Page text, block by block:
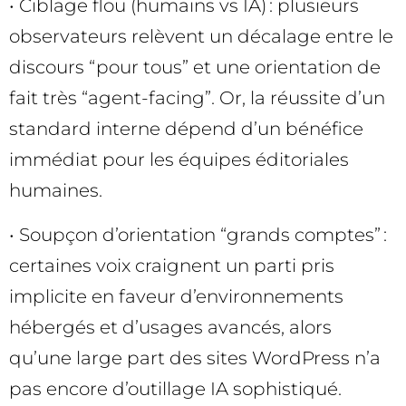
• Ciblage flou (humains vs IA) : plusieurs
observateurs relèvent un décalage entre le
discours “pour tous” et une orientation de
fait très “agent-facing”. Or, la réussite d’un
standard interne dépend d’un bénéfice
immédiat pour les équipes éditoriales
humaines.
• Soupçon d’orientation “grands comptes” :
certaines voix craignent un parti pris
implicite en faveur d’environnements
hébergés et d’usages avancés, alors
qu’une large part des sites WordPress n’a
pas encore d’outillage IA sophistiqué.